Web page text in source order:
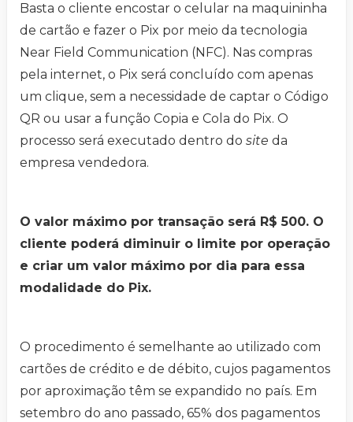
Basta o cliente encostar o celular na maquininha
de cartão e fazer o Pix por meio da tecnologia
Near Field Communication (NFC). Nas compras
pela internet, o Pix será concluído com apenas
um clique, sem a necessidade de captar o Código
QR ou usar a função Copia e Cola do Pix. O
processo será executado dentro do site da
empresa vendedora.
O valor máximo por transação será R$ 500. O
cliente poderá diminuir o limite por operação
e criar um valor máximo por dia para essa
modalidade do Pix.
O procedimento é semelhante ao utilizado com
cartões de crédito e de débito, cujos pagamentos
por aproximação têm se expandido no país. Em
setembro do ano passado, 65% dos pagamentos